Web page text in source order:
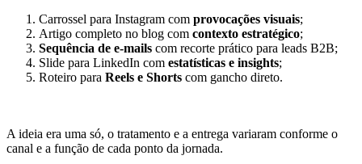
Carrossel para Instagram com provocações visuais;
Artigo completo no blog com contexto estratégico;
Sequência de e-mails com recorte prático para leads B2B;
Slide para LinkedIn com estatísticas e insights;
Roteiro para Reels e Shorts com gancho direto.
A ideia era uma só, o tratamento e a entrega variaram conforme o
canal e a função de cada ponto da jornada.